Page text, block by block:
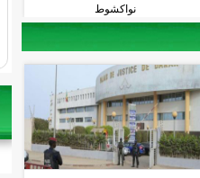
نواكشوط